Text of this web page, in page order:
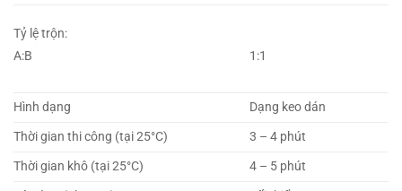
Tỷ lệ trộn:
A:B
1:1
Hình dạng
Dạng keo dán
Thời gian thi công (tại 25°C)
3 – 4 phút
Thời gian khô (tại 25°C)
4 – 5 phút